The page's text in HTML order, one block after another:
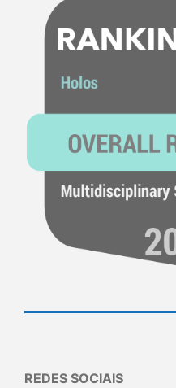
REDES SOCIAIS